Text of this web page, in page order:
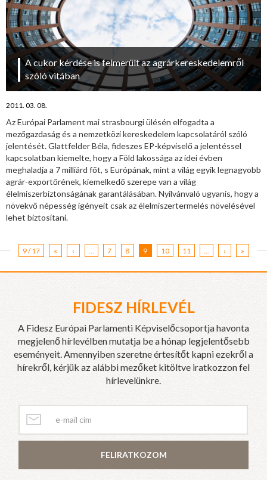
A cukor kérdése is felmerült az agrárkereskedelemről
szóló vitában
2011. 03. 08.
Az Európai Parlament mai strasbourgi ülésén elfogadta a
mezőgazdaság és a nemzetközi kereskedelem kapcsolatáról szóló
jelentését. Glattfelder Béla, fideszes EP-képviselő a jelentéssel
kapcsolatban kiemelte, hogy a Föld lakossága az idei évben
meghaladja a 7 milliárd főt, s Európának, mint a világ egyik legnagyobb
agrár-exportőrének, kiemelkedő szerepe van a világ
élelmiszerbiztonságának garantálásában. Nyilvánvaló ugyanis, hogy a
növekvő népesség igényeit csak az élelmiszertermelés növelésével
lehet biztosítani.
9 / 17 « ‹ 7 8 9 10 11 › »
FIDESZ HÍRLEVÉL
A Fidesz Európai Parlamenti Képviselőcsoportja havonta
megjelenő hírlevélben mutatja be a hónap legjelentősebb
eseményeit. Amennyiben szeretne értesítőt kapni ezekről a
hírekről, kérjük az alábbi mezőket kitöltve iratkozzon fel
hírlevelünkre.
FELIRATKOZOM